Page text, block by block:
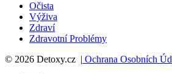
Očista
Výživa
Zdraví
Zdravotní Problémy
© 2026 Detoxy.cz | Ochrana Osobních